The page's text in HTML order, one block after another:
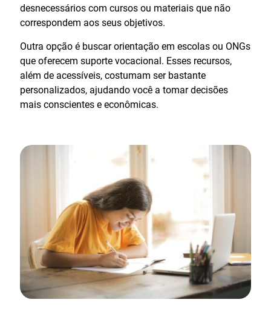
desnecessários com cursos ou materiais que não
correspondem aos seus objetivos.
Outra opção é buscar orientação em escolas ou ONGs
que oferecem suporte vocacional. Esses recursos,
além de acessíveis, costumam ser bastante
personalizados, ajudando você a tomar decisões
mais conscientes e econômicas.